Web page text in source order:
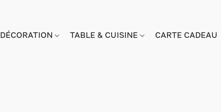
DÉCORATION TABLE & CUISINE CARTE CADEAU